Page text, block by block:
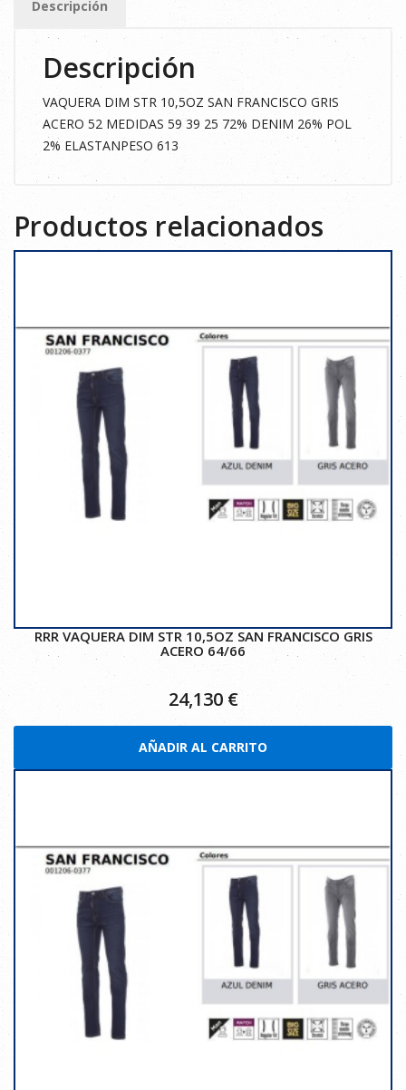
GRIS
ACERO
cantidad
Descripción
Descripción
VAQUERA DIM STR 10,5OZ SAN FRANCISCO GRIS
ACERO 52 MEDIDAS 59 39 25 72% DENIM 26% POL
2% ELASTANPESO 613
Productos relacionados
RRR VAQUERA DIM STR 10,5OZ SAN FRANCISCO GRIS
ACERO 64/66
24,130 €
AÑADIR AL CARRITO